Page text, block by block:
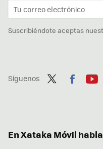
Suscribiéndote aceptas
Síguenos
En Xataka Móvil